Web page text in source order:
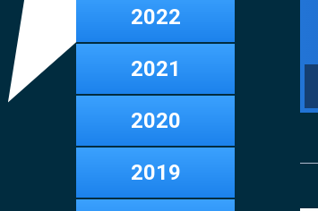
2022
2021
2020
2019